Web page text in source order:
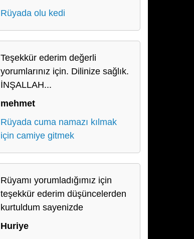
Rüyada olu kedi
Teşekkür ederim değerli
yorumlarınız için. Dilinize sağlık.
İNŞALLAH...
mehmet
Rüyada cuma namazı kılmak
için camiye gitmek
Rüyamı yorumladığımız için
teşekkür ederim düşüncelerden
kurtuldum sayenizde
Huriye